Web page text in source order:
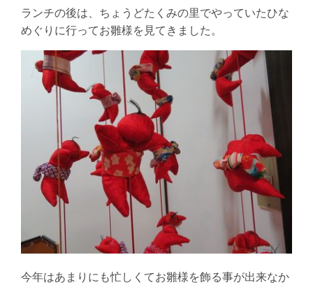
ランチの後は、ちょうどたくみの里でやっていたひな
めぐりに行ってお雛様を見てきました。
今年はあまりにも忙しくてお雛様を飾る事が出来なか